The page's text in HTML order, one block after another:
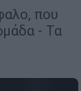
που
- Τα